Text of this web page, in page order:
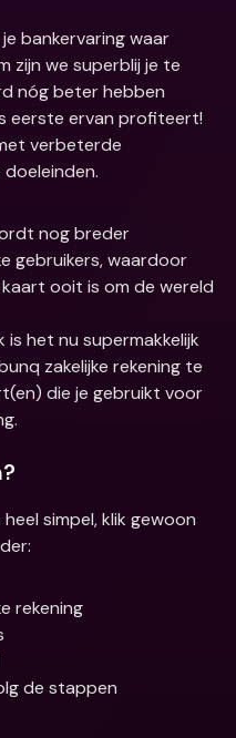
bankervaring waar
zijn we superblij je te
nóg beter hebben
eerste ervan profiteert!
verbeterde
nog breder
gebruikers, waardoor
ooit is om de wereld
is het nu supermakkelijk
zakelijke rekening te
die je gebruikt voor
rekening
de stappen